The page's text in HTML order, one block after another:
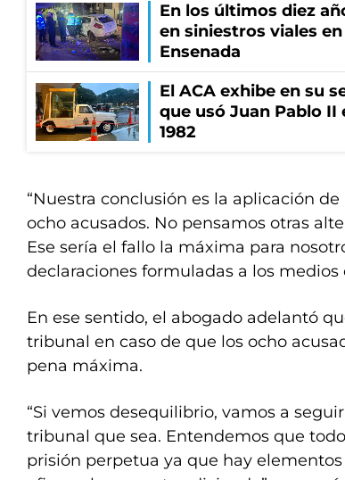
En los últimos diez
en siniestros viales
Ensenada
El ACA exhibe en su
que usó Juan Pablo
1982
“Nuestra conclusión es la aplicación
ocho acusados. No pensamos otras
Ese sería el fallo la máxima para
declaraciones formuladas a los medios
En ese sentido, el abogado adelantó
tribunal en caso de que los ocho
pena máxima.
“Si vemos desequilibrio, vamos a
tribunal que sea. Entendemos que
prisión perpetua ya que hay